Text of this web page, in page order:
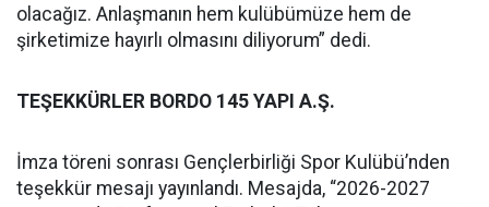
olacağız. Anlaşmanın hem kulübümüze hem de
şirketimize hayırlı olmasını diliyorum” dedi.
TEŞEKKÜRLER BORDO 145 YAPI A.Ş.
İmza töreni sonrası Gençlerbirliği Spor Kulübü’nden
teşekkür mesajı yayınlandı. Mesajda, “2026-2027